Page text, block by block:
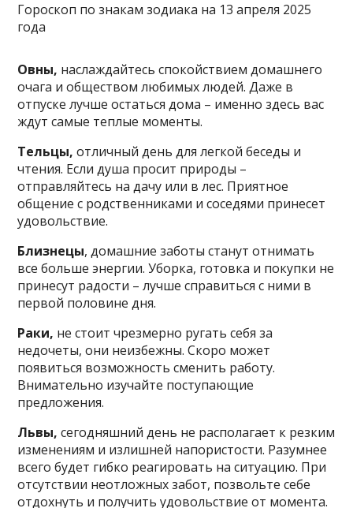
Гороскоп по знакам зодиака на 13 апреля 2025
года
Овны, наслаждайтесь спокойствием домашнего
очага и обществом любимых людей. Даже в
отпуске лучше остаться дома – именно здесь вас
ждут самые теплые моменты.
Тельцы, отличный день для легкой беседы и
чтения. Если душа просит природы –
отправляйтесь на дачу или в лес. Приятное
общение с родственниками и соседями принесет
удовольствие.
Близнецы, домашние заботы станут отнимать
все больше энергии. Уборка, готовка и покупки не
принесут радости – лучше справиться с ними в
первой половине дня.
Раки, не стоит чрезмерно ругать себя за
недочеты, они неизбежны. Скоро может
появиться возможность сменить работу.
Внимательно изучайте поступающие
предложения.
Львы, сегодняшний день не располагает к резким
изменениям и излишней напористости. Разумнее
всего будет гибко реагировать на ситуацию. При
отсутствии неотложных забот, позвольте себе
отдохнуть и получить удовольствие от момента.